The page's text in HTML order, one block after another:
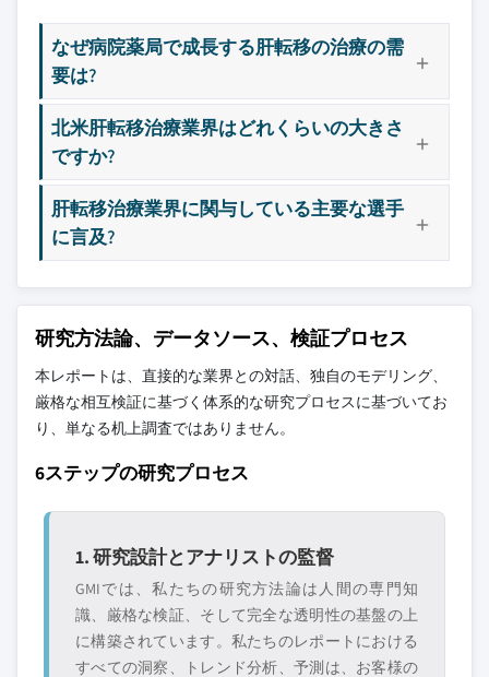
なぜ病院薬局で成長する肝転移の治療の需
要は?
北米肝転移治療業界はどれくらいの大きさ
ですか?
肝転移治療業界に関与している主要な選手
に言及?
研究方法論、データソース、検証プロセス
本レポートは、直接的な業界との対話、独自のモデリング、
厳格な相互検証に基づく体系的な研究プロセスに基づいてお
り、単なる机上調査ではありません。
6ステップの研究プロセス
1. 研究設計とアナリストの監督
GMIでは、私たちの研究方法論は人間の専門知
識、厳格な検証、そして完全な透明性の基盤の上
に構築されています。私たちのレポートにおける
すべての洞察、トレンド分析、予測は、お客様の